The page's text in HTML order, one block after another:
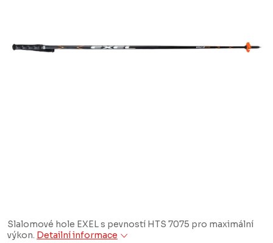
Slalomové hole EXEL s pevností HTS 7075 pro maximální
výkon. Detailní informace